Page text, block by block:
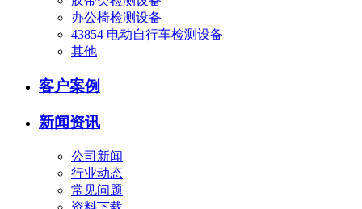
办公椅检测设备
43854 电动自行车检测设备
其他
客户案例
新闻资讯
公司新闻
行业动态
常见问题